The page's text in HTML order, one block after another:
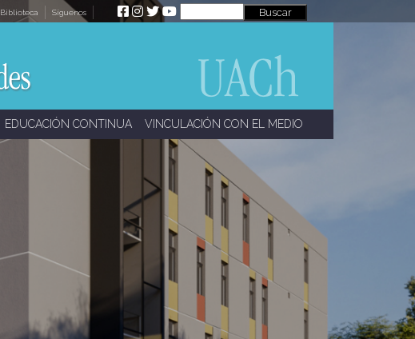
Biblioteca Síguenos
EDUCACIÓN CONTINUA VINCULACIÓN CON EL MEDIO